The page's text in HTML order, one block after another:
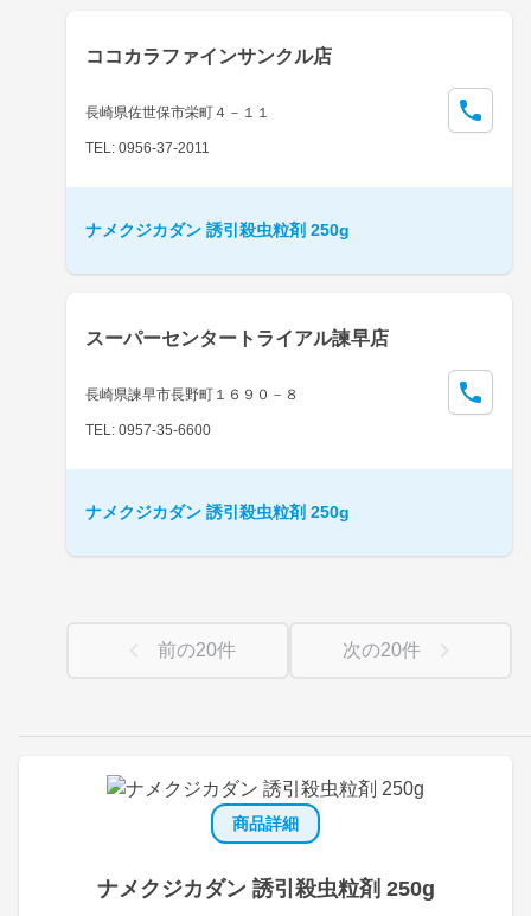
商品詳細
ナメクジカダン 誘引殺虫粒剤 250g
ココカラファインサンクル店
長崎県佐世保市栄町４－１１
TEL: 0956-37-2011
ナメクジカダン 誘引殺虫粒剤 250g
スーパーセンタートライアル諫早店
長崎県諫早市長野町１６９０－８
TEL: 0957-35-6600
ナメクジカダン 誘引殺虫粒剤 250g
前の20件 次の20件